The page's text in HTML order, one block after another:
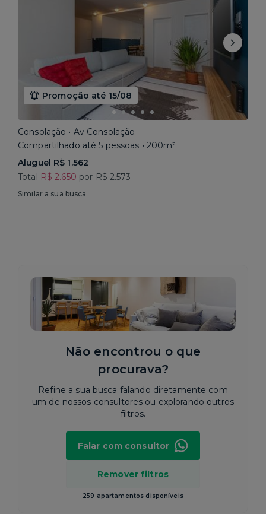
Promoção até 15/08
Consolação • Av Consolação
Compartilhado até 5 pessoas • 200m²
Aluguel R$ 1.562
Total R$ 2.650por R$ 2.573
Similar a sua busca
Não encontrou o que
procurava?
Refine a sua busca falando diretamente com
um de nossos consultores ou explorando outros
filtros.
Remover filtros
259 apartamentos disponíveis
Falar com consultor